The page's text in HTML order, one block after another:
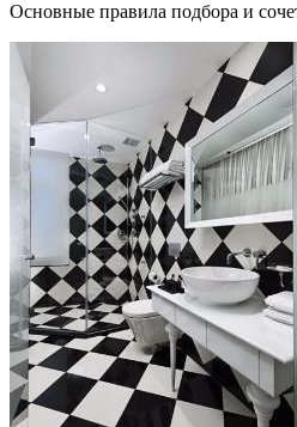
Основные правила подбора и